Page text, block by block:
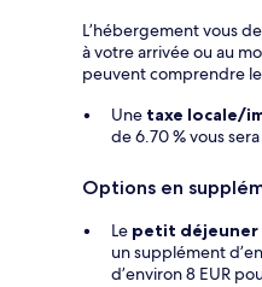
L’hébergement vous
à votre arrivée ou au
peuvent comprendre
Une taxe locale/
de 6.70 % vous
Options en
Le petit
un supplément
d’environ 8 EUR